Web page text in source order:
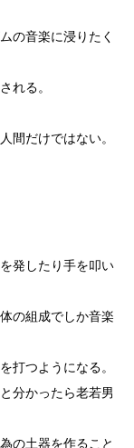
の音楽に浸りたく
れる。
間だけではない。
発したり手を叩い
の組成でしか音楽
打つようになる。
分かったら老若男
の土器を作ること